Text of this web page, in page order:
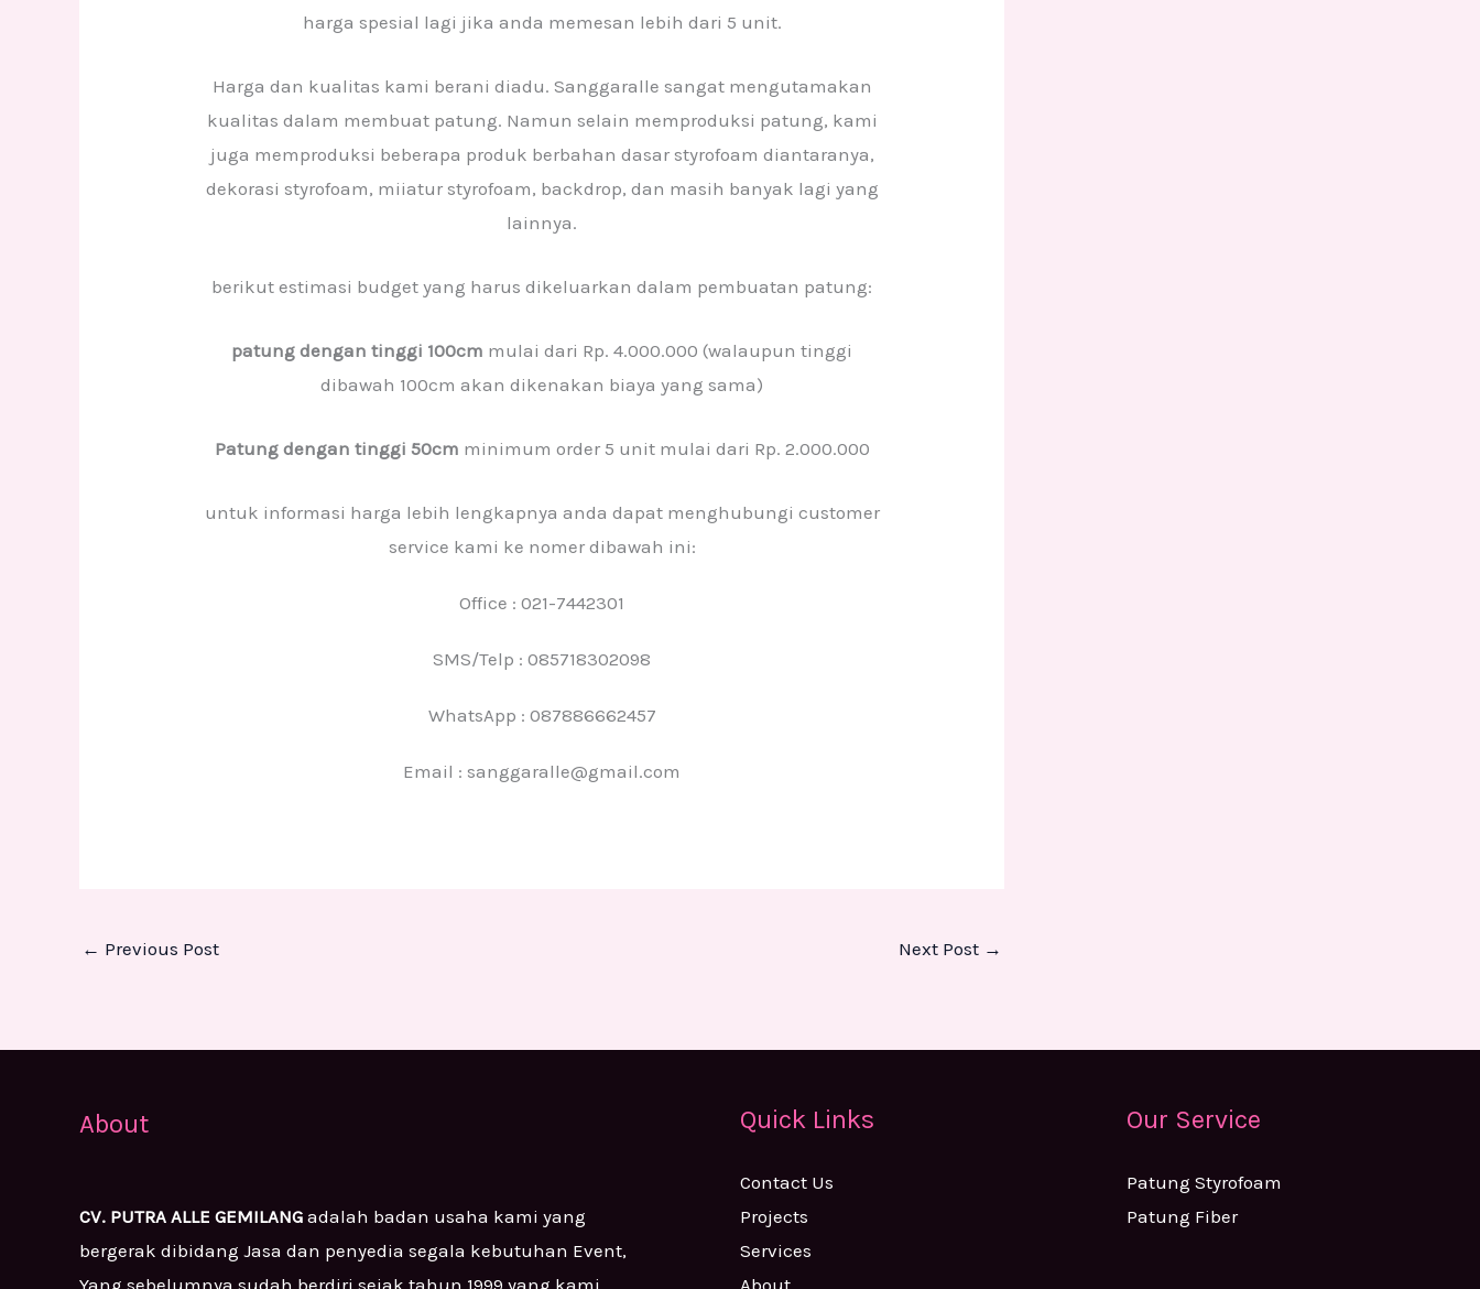
harga spesial lagi jika anda memesan lebih dari 5 unit.
Harga dan kualitas kami berani diadu. Sanggaralle sangat mengutamakan
kualitas dalam membuat patung. Namun selain memproduksi patung, kami
juga memproduksi beberapa produk berbahan dasar styrofoam diantaranya,
dekorasi styrofoam, miiatur styrofoam, backdrop, dan masih banyak lagi yang
lainnya.
berikut estimasi budget yang harus dikeluarkan dalam pembuatan patung:
patung dengan tinggi 100cm mulai dari Rp. 4.000.000 (walaupun tinggi
dibawah 100cm akan dikenakan biaya yang sama)
Patung dengan tinggi 50cm minimum order 5 unit mulai dari Rp. 2.000.000
untuk informasi harga lebih lengkapnya anda dapat menghubungi customer
service kami ke nomer dibawah ini:
Office : 021-7442301
SMS/Telp : 085718302098
WhatsApp : 087886662457
Email : sanggaralle@gmail.com
← Previous Post Next Post →
About
CV. PUTRA ALLE GEMILANG adalah badan usaha kami yang
bergerak dibidang Jasa dan penyedia segala kebutuhan Event,
Quick Links
Contact Us
Projects
Services
About
Our Service
Patung Styrofoam
Patung Fiber